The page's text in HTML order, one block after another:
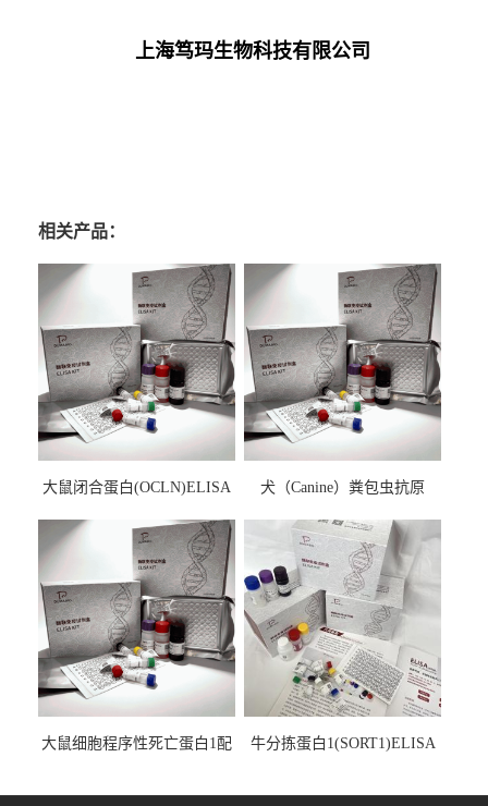
上海笃玛生物科技有限公司
相关产品：
大鼠闭合蛋白(OCLN)ELISA
犬（Canine）粪包虫抗原
大鼠细胞程序性死亡蛋白1配
试剂盒
牛分拣蛋白1(SORT1)ELISA